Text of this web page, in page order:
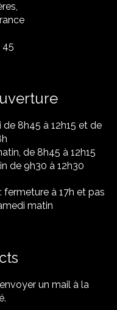
45
8h45 à 12h15 et de
de 8h45 à 12h15
de 9h30 à 12h30
fermeture à 17h et pas
matin
un mail à la